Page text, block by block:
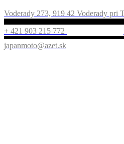
Voderady 273, 919 42 Voderady pri
+ 421 903 215 772
japanmoto@azet.sk